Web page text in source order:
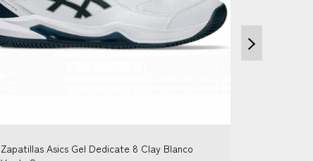
Zapatillas Asics Gel Dedicate 8 Clay Blanco